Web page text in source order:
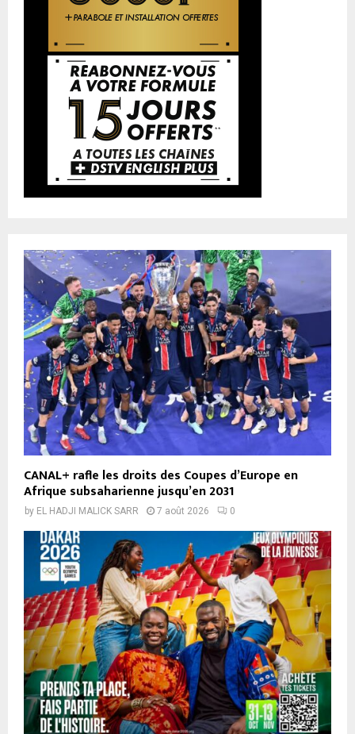
CANAL+ rafle les droits des Coupes d’Europe en
Afrique subsaharienne jusqu’en 2031
by EL HADJI MALICK SARR 7 août 2026 0